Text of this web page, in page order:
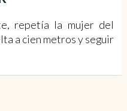
repetía la mujer del
a cien metros y seguir